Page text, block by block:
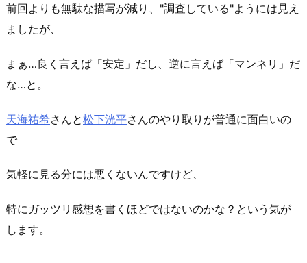
前回よりも無駄な描写が減り、"調査している"ようには見え
ましたが、
まぁ…良く言えば「安定」だし、逆に言えば「マンネリ」だ
な…と。
天海祐希さんと松下洸平さんのやり取りが普通に面白いの
で
気軽に見る分には悪くないんですけど、
特にガッツリ感想を書くほどではないのかな？という気が
します。